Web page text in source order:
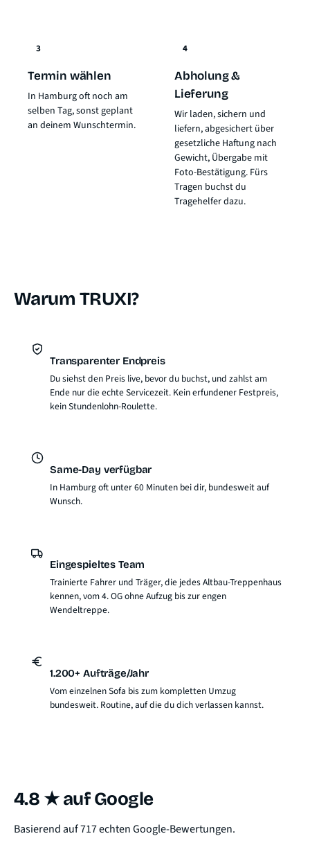
3
Termin wählen
In Hamburg oft noch am
selben Tag, sonst geplant
an deinem Wunschtermin.
4
Abholung &
Lieferung
Wir laden, sichern und
liefern, abgesichert über
gesetzliche Haftung nach
Gewicht, Übergabe mit
Foto-Bestätigung. Fürs
Tragen buchst du
Tragehelfer dazu.
Warum TRUXI?
Transparenter Endpreis
Du siehst den Preis live, bevor du buchst, und zahlst am
Ende nur die echte Servicezeit. Kein erfundener Festpreis,
kein Stundenlohn-Roulette.
Same-Day verfügbar
In Hamburg oft unter 60 Minuten bei dir, bundesweit auf
Wunsch.
Eingespieltes Team
Trainierte Fahrer und Träger, die jedes Altbau-Treppenhaus
kennen, vom 4. OG ohne Aufzug bis zur engen
Wendeltreppe.
1.200+ Aufträge/Jahr
Vom einzelnen Sofa bis zum kompletten Umzug
bundesweit. Routine, auf die du dich verlassen kannst.
4.8 ★ auf Google
Basierend auf 717 echten Google-Bewertungen.